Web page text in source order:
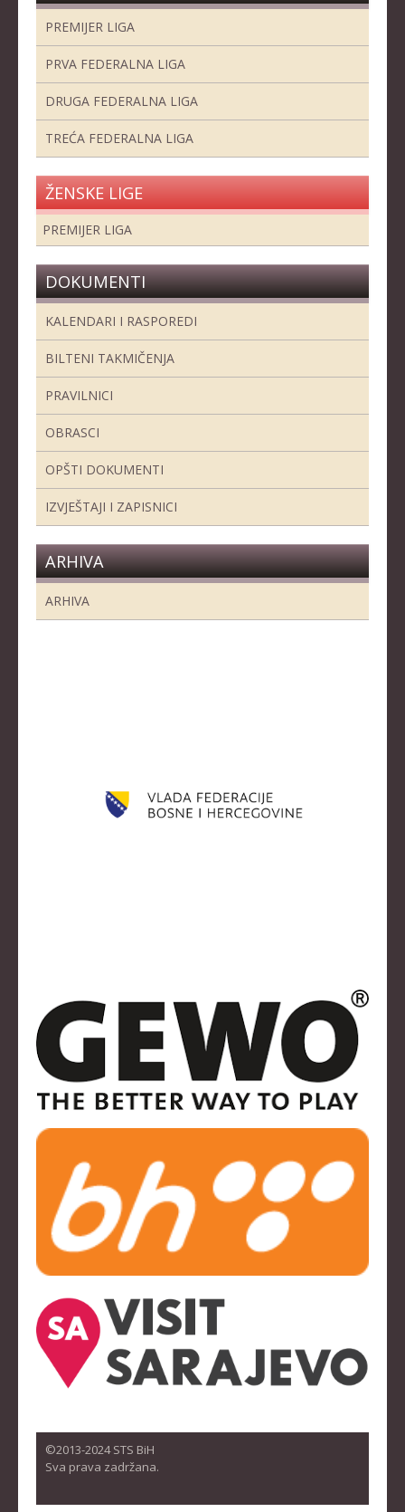
PREMIJER LIGA
PRVA FEDERALNA LIGA
DRUGA FEDERALNA LIGA
TREĆA FEDERALNA LIGA
ŽENSKE LIGE
PREMIJER LIGA
DOKUMENTI
KALENDARI I RASPOREDI
BILTENI TAKMIČENJA
PRAVILNICI
OBRASCI
OPŠTI DOKUMENTI
IZVJEŠTAJI I ZAPISNICI
ARHIVA
ARHIVA
©2013-2024 STS BiH
Sva prava zadržana.